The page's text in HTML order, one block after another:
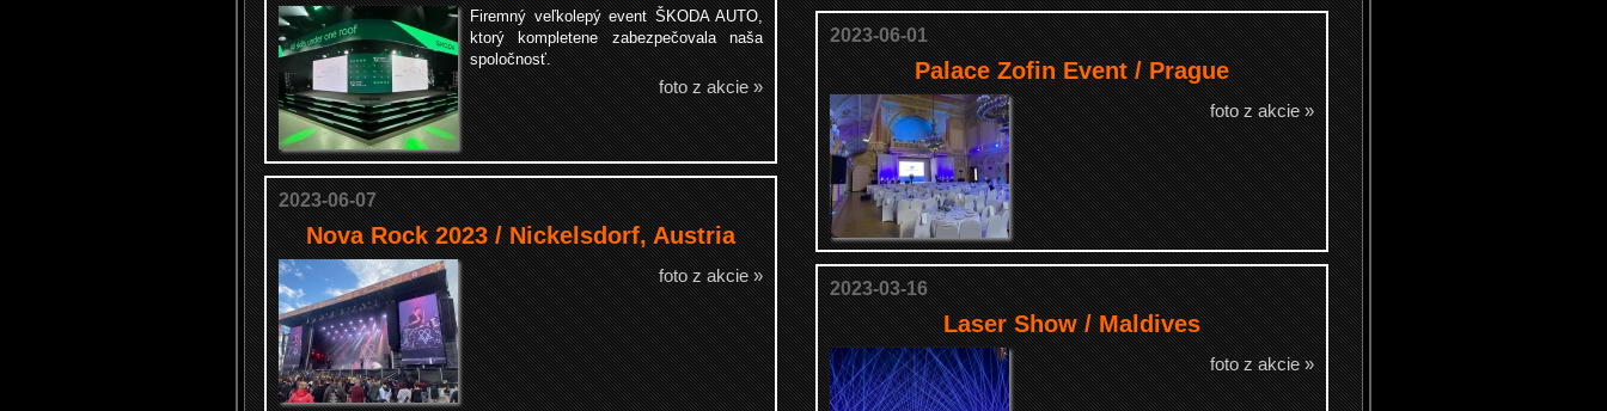
Firemný veľkolepý event ŠKODA AUTO,
ktorý kompletene zabezpečovala naša
spoločnosť.
foto z akcie »
2023-06-07
Nova Rock 2023 / Nickelsdorf, Austria
foto z akcie »
2023-06-01
Palace Zofin Event / Prague
foto z akcie »
2023-03-16
Laser Show / Maldives
foto z akcie »